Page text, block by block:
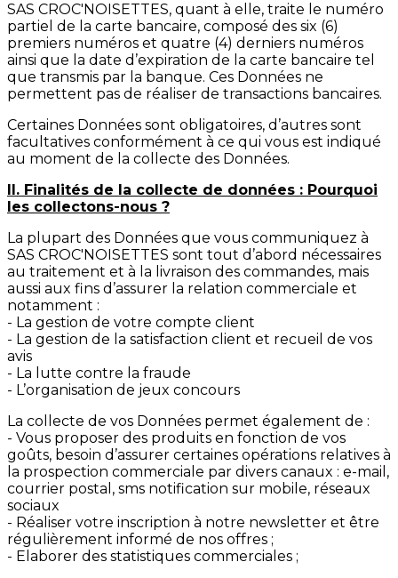
SAS CROC'NOISETTES, quant à elle, traite le numéro
partiel de la carte bancaire, composé des six (6)
premiers numéros et quatre (4) derniers numéros
ainsi que la date d’expiration de la carte bancaire tel
que transmis par la banque. Ces Données ne
permettent pas de réaliser de transactions bancaires.
Certaines Données sont obligatoires, d’autres sont
facultatives conformément à ce qui vous est indiqué
au moment de la collecte des Données.
II. Finalités de la collecte de données : Pourquoi
les collectons-nous ?
La plupart des Données que vous communiquez à
SAS CROC'NOISETTES sont tout d’abord nécessaires
au traitement et à la livraison des commandes, mais
aussi aux fins d’assurer la relation commerciale et
notamment :
- La gestion de votre compte client
- La gestion de la satisfaction client et recueil de vos
avis
- La lutte contre la fraude
- L’organisation de jeux concours
La collecte de vos Données permet également de :
- Vous proposer des produits en fonction de vos
goûts, besoin d’assurer certaines opérations relatives à
la prospection commerciale par divers canaux : e-mail,
courrier postal, sms notification sur mobile, réseaux
sociaux
- Réaliser votre inscription à notre newsletter et être
régulièrement informé de nos offres ;
- Elaborer des statistiques commerciales ;